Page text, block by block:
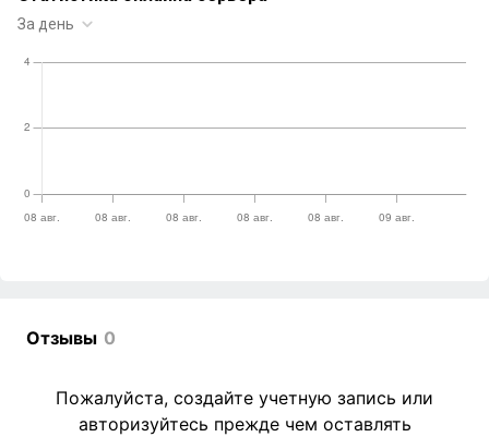
Отзывы 0
Пожалуйста, создайте учетную запись или
авторизуйтесь прежде чем оставлять